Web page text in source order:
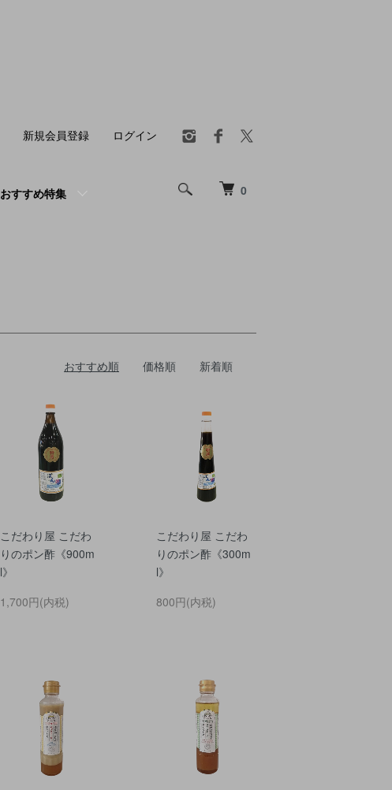
0
おすすめ特集
新規会員登録 ログイン
おすすめ順 価格順 新着順
こだわり屋 こだわ
りのポン酢《900m
l》
1,700円(内税)
こだわり屋 こだわ
りのポン酢《300m
l》
800円(内税)